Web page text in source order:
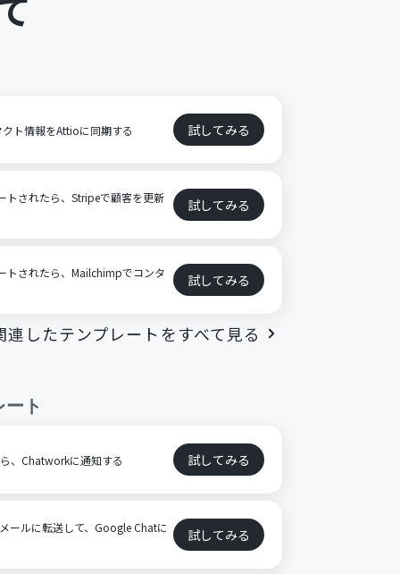
ト情報をAttioに同期する 試してみる
トされたら、Stripeで顧客を更新 試してみる
トされたら、Mailchimpでコンタ 試してみる
連したテンプレートをすべて見る
ト
、Chatworkに通知する 試してみる
ールに転送して、Google Chatに 試してみる